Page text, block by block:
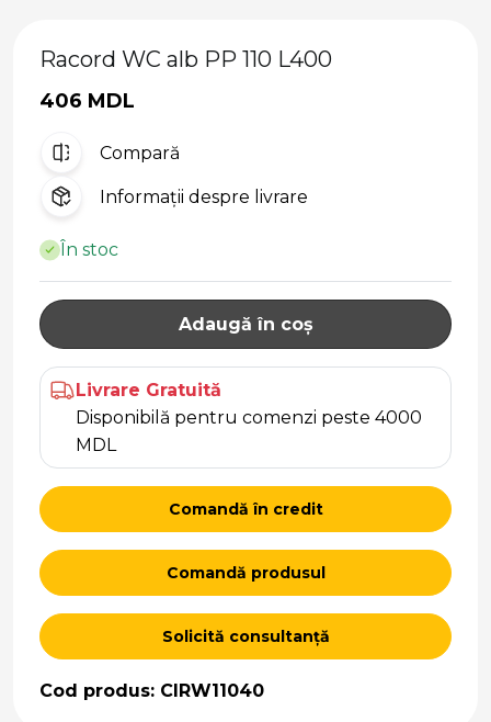
Racord WC alb PP 110 L400
406 MDL
Compară
Informații despre livrare
În stoc
Adaugă în coș
Livrare Gratuită
Disponibilă pentru comenzi peste 4000
MDL
Comandă în credit
Comandă produsul
Solicită consultanță
Cod produs: CIRW11040